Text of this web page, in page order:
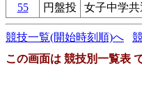
55
円盤投 女子中学共
競技一覧(開始時刻順)へ
この画面は 競技別一覧表